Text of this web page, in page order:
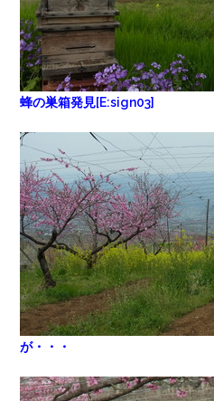
蜂の巣箱発見[E:sign03]
が・・・